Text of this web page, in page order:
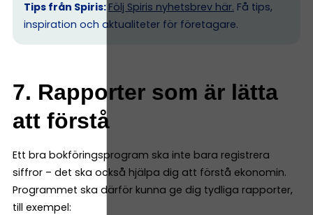
Tips från Spiris: Följ Spiris nyhetsbrev här. Få tips,
inspiration och aktualiteter för företagare.
7. Rapporter som är lätta
att förstå
Ett bra bokföringsprogram ska inte bara registrera
siffror – det ska också hjälpa dig att förstå ekonomin.
Programmet ska därför kunna ge dig tydliga rapporter,
till exempel: